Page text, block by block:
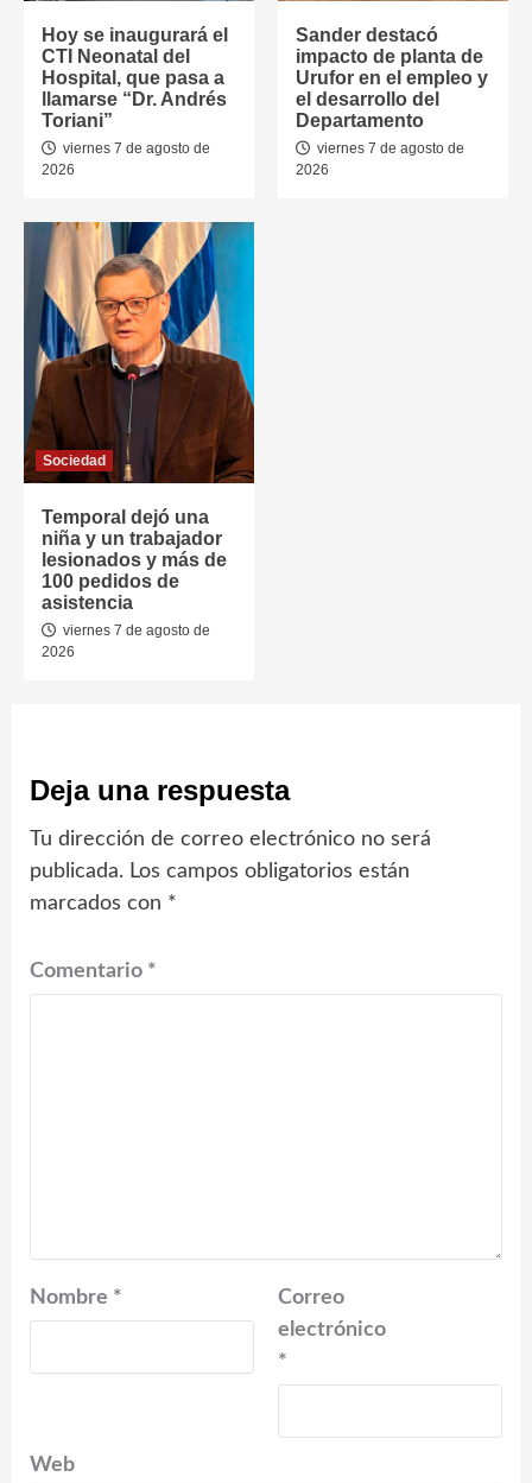
Hoy se inaugurará el
CTI Neonatal del
Hospital, que pasa a
llamarse “Dr. Andrés
Toriani”
viernes 7 de agosto de
2026
Sander destacó
impacto de planta de
Urufor en el empleo y
el desarrollo del
Departamento
viernes 7 de agosto de
2026
Sociedad
Temporal dejó una
niña y un trabajador
lesionados y más de
100 pedidos de
asistencia
viernes 7 de agosto de
2026
Deja una respuesta
Tu dirección de correo electrónico no será
publicada. Los campos obligatorios están
marcados con *
Comentario *
Nombre *
Correo
electrónico
*
Web